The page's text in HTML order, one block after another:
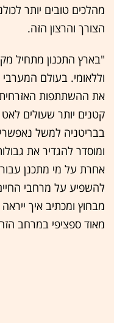
מהלכים טובים יותר
הצורך והרצון הזה.
"בארץ התכנון מתחיל
וללאומי. בעולם
את ההשתתפות האזרחית
קטנים יותר שעולים
בבריטניה למשל
ומוסדר להגדיר את
אחרת על מי מתכנן עבור
להשפיע על מרחבי
מבחוץ ומכתיב איך
מאוד ספציפי במרחב